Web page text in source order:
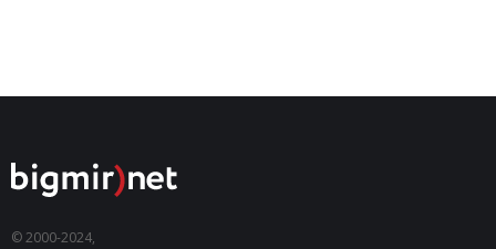
© 2000-2024,